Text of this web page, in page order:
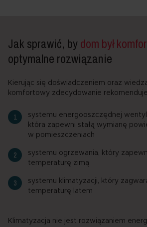
Jak sprawić, bydom był
optymalne rozwiązanie
Kierując się doświadczeniem oraz
komfortowy zdecydowanie
systemu energooszczędnej
która zapewni stałą wymianę
w pomieszczeniach
systemu ogrzewania, który
temperaturę zimą
systemu klimatyzacji, który
temperaturę latem
Klimatyzacja nie jest rozwiązaniem